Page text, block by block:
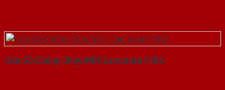
Cửa Gỗ Chống Cháy MDF Laminate P1R2